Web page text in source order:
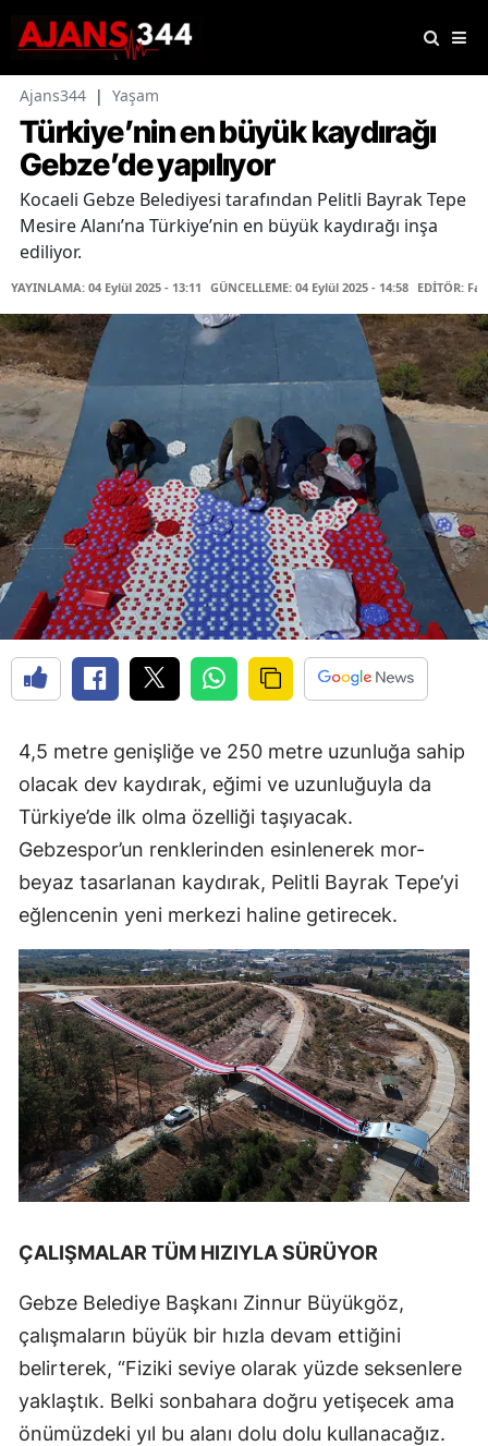
Ajans344 | Yaşam
Türkiye’nin en büyük kaydırağı
Gebze’de yapılıyor
Kocaeli Gebze Belediyesi tarafından Pelitli Bayrak Tepe
Mesire Alanı’na Türkiye’nin en büyük kaydırağı inşa
ediliyor.
YAYINLAMA: 04 Eylül 2025 - 13:11 GÜNCELLEME: 04 Eylül 2025 - 14:58 EDİTÖR:
4,5 metre genişliğe ve 250 metre uzunluğa sahip
olacak dev kaydırak, eğimi ve uzunluğuyla da
Türkiye’de ilk olma özelliği taşıyacak.
Gebzespor’un renklerinden esinlenerek mor-
beyaz tasarlanan kaydırak, Pelitli Bayrak Tepe’yi
eğlencenin yeni merkezi haline getirecek.
ÇALIŞMALAR TÜM HIZIYLA SÜRÜYOR
Gebze Belediye Başkanı Zinnur Büyükgöz,
çalışmaların büyük bir hızla devam ettiğini
belirterek, “Fiziki seviye olarak yüzde seksenlere
yaklaştık. Belki sonbahara doğru yetişecek ama
önümüzdeki yıl bu alanı dolu dolu kullanacağız.